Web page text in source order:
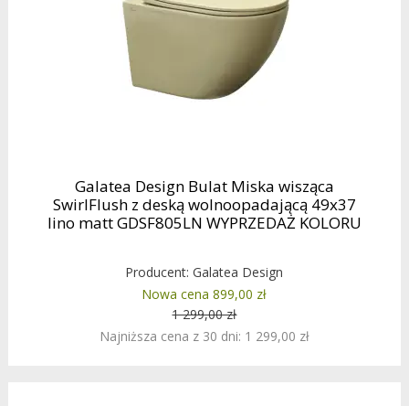
Galatea Design Bulat Miska wisząca
SwirlFlush z deską wolnoopadającą 49x37
lino matt GDSF805LN WYPRZEDAŻ KOLORU
Producent:Galatea Design
Nowa cena 899,00 zł
1 299,00 zł
Najniższa cena z 30 dni: 1 299,00 zł